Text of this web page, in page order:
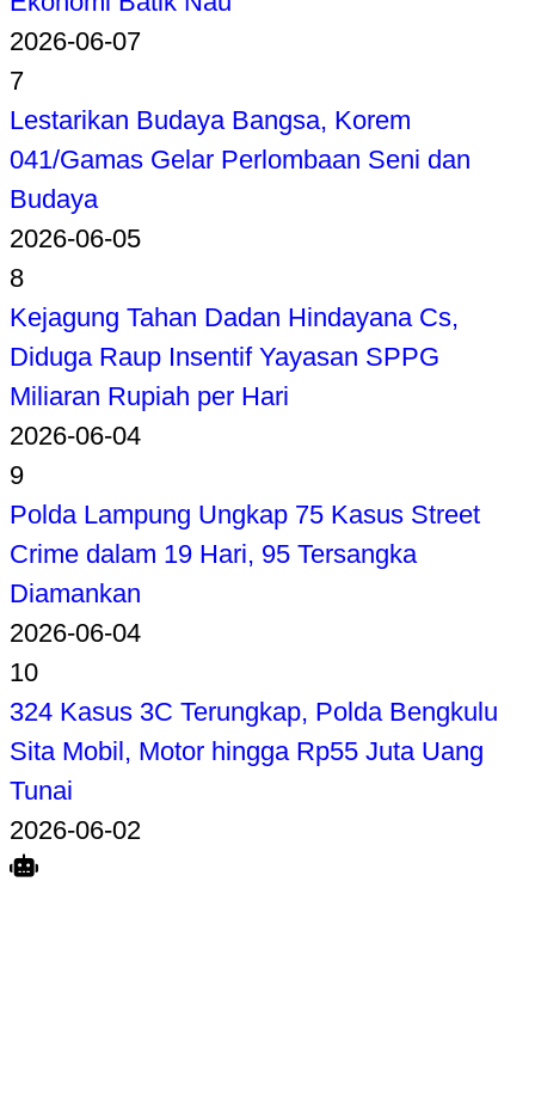
2026-06-07
7
Lestarikan Budaya Bangsa, Korem
041/Gamas Gelar Perlombaan Seni dan
Budaya
2026-06-05
8
Kejagung Tahan Dadan Hindayana Cs,
Diduga Raup Insentif Yayasan SPPG
Miliaran Rupiah per Hari
2026-06-04
9
Polda Lampung Ungkap 75 Kasus Street
Crime dalam 19 Hari, 95 Tersangka
Diamankan
2026-06-04
10
324 Kasus 3C Terungkap, Polda Bengkulu
Sita Mobil, Motor hingga Rp55 Juta Uang
Tunai
2026-06-02